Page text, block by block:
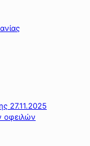
27.11.2025
οφειλών